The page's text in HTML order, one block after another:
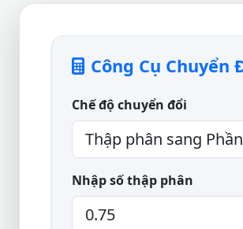
Công Cụ Chuyển
Chế độ chuyển đổi
Nhập số thập phân